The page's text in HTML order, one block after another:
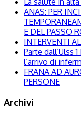
La salute in
ANAS: PER
E DEL PASSO
INTERVENTI
Parte dall’Ulss
l’arrivo di
FRANA AD
PERSONE
Archivi